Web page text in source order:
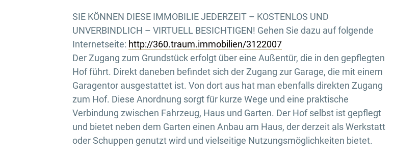
SIE KÖNNEN DIESE IMMOBILIE JEDERZEIT – KOSTENLOS UND
UNVERBINDLICH – VIRTUELL BESICHTIGEN! Gehen Sie dazu auf folgende
Internetseite: http://360.traum.immobilien/3122007
Der Zugang zum Grundstück erfolgt über eine Außentür, die in den gepflegten
Hof führt. Direkt daneben befindet sich der Zugang zur Garage, die mit einem
Garagentor ausgestattet ist. Von dort aus hat man ebenfalls direkten Zugang
zum Hof. Diese Anordnung sorgt für kurze Wege und eine praktische
Verbindung zwischen Fahrzeug, Haus und Garten. Der Hof selbst ist gepflegt
und bietet neben dem Garten einen Anbau am Haus, der derzeit als Werkstatt
oder Schuppen genutzt wird und vielseitige Nutzungsmöglichkeiten bietet.